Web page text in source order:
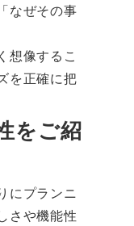
なぜその事
想像するこ
を正確に把
をご紹
にプランニ
さや機能性